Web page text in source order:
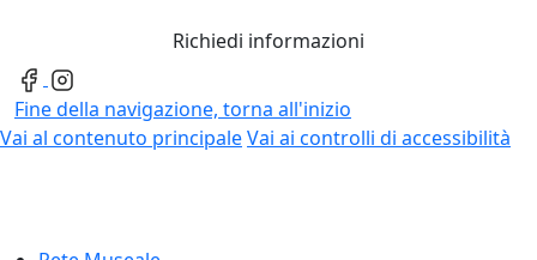
Richiedi informazioni
Fine della navigazione, torna all'inizio
Vai al contenuto principaleVai ai controlli di accessibilità